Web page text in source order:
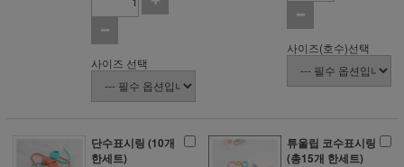
사이즈 선택
사이즈(호수)선택
단수표시링 (10개
한세트)
튜울립 코수표시링
(총15개 한세트)